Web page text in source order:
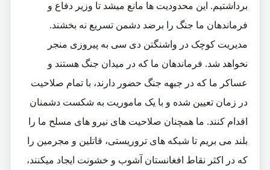
برداشتیم. این محدودیت ها مانع میشد تا وزیر دفاع و
فرماندهان ما جنگ را برضد دشمن تسریع نه بخشند.
مدیریت کوچک در واشنگتن دی سی به پیروزی منجر
نخواهد شد. فرماندهان ما که در میدان جنگ هستند و
عساکر ما که در جبهه جنگ حضور دارند، با تمام صلاحیت
در زمان تعیین شده و با یک ماموریت به شکست دشمنان
اقدام کنند. ما همچنان صلاحیت های نیرو های مسلح ما را
بلند می بریم تا شبکه های تروریستی، قاتلین و مجرمین را
که در اکثر نقاط افغانستان آشوب و خشونت ایجاد میکنند،